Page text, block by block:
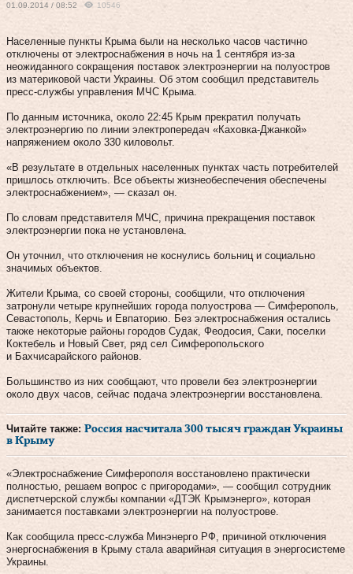
01.09.2014 / 08:52 10546
Населенные пункты Крыма были на несколько часов частично
отключены от электроснабжения в ночь на 1 сентября из-за
неожиданного сокращения поставок электроэнергии на полуостров
из материковой части Украины. Об этом сообщил представитель
пресс-службы управления МЧС Крыма.
По данным источника, около 22:45 Крым прекратил получать
электроэнергию по линии электропередач «Каховка-Джанкой»
напряжением около 330 киловольт.
«В результате в отдельных населенных пунктах часть потребителей
пришлось отключить. Все объекты жизнеобеспечения обеспечены
электроснабжением», — сказал он.
По словам представителя МЧС, причина прекращения поставок
электроэнергии пока не установлена.
Он уточнил, что отключения не коснулись больниц и социально
значимых объектов.
Жители Крыма, со своей стороны, сообщили, что отключения
затронули четыре крупнейших города полуострова — Симферополь,
Севастополь, Керчь и Евпаторию. Без электроснабжения остались
также некоторые районы городов Судак, Феодосия, Саки, поселки
Коктебель и Новый Свет, ряд сел Симферопольского
и Бахчисарайского районов.
Большинство из них сообщают, что провели без электроэнергии
около двух часов, сейчас подача электроэнергии восстановлена.
Читайте также: Россия насчитала 300 тысяч граждан Украины
в Крыму
«Электроснабжение Симферополя восстановлено практически
полностью, решаем вопрос с пригородами», — сообщил сотрудник
диспетчерской службы компании «ДТЭК Крымэнерго», которая
занимается поставками электроэнергии на полуострове.
Как сообщила пресс-служба Минэнерго РФ, причиной отключения
энергоснабжения в Крыму стала аварийная ситуация в энергосистеме
Украины.